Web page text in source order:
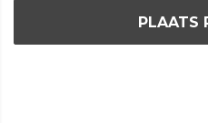
PLAATS